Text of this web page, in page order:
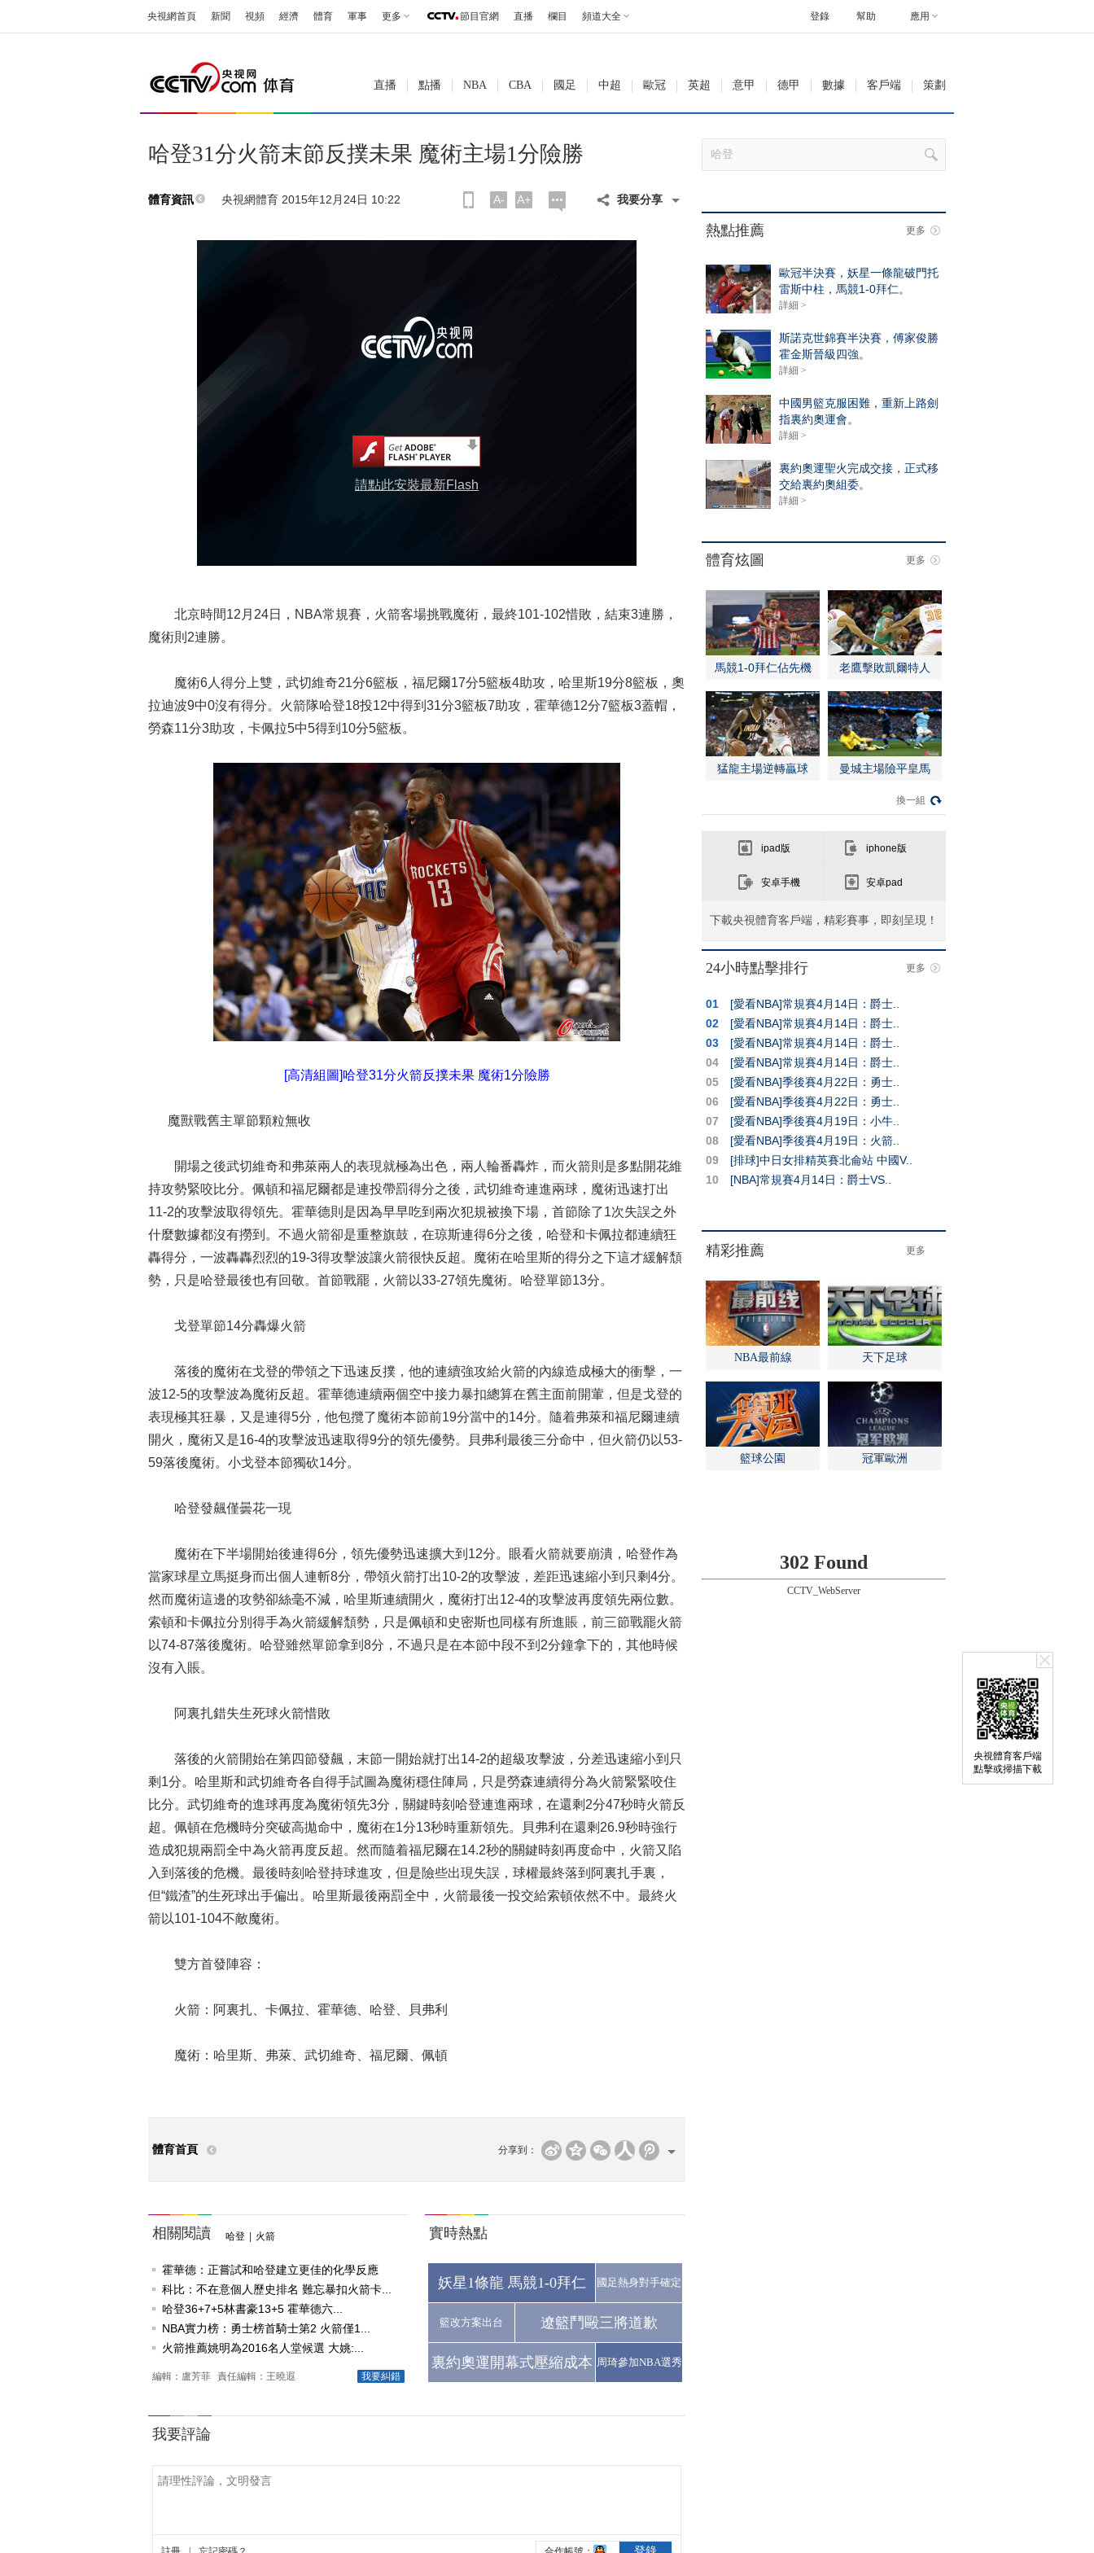
央視體育客戶端
點擊或掃描下載
央視網首頁 新聞 視頻 經濟 體育 軍事 更多 節目官網 直播 欄目 頻道大全 幫助 應用
登錄
直播 點播 NBA CBA 國足 中超 歐冠 英超 意甲 德甲 數據 客戶端 策劃
哈登31分火箭末節反撲未果 魔術主場1分險勝
體育資訊 央視網體育 2015年12月24日 10:22 A- A+ 我要分享
請點此安裝最新Flash
北京時間12月24日，NBA常規賽，火箭客場挑戰魔術，最終101-102惜敗，結束3連勝，
魔術則2連勝。
魔術6人得分上雙，武切維奇21分6籃板，福尼爾17分5籃板4助攻，哈里斯19分8籃板，奧
拉迪波9中0沒有得分。火箭隊哈登18投12中得到31分3籃板7助攻，霍華德12分7籃板3蓋帽，
勞森11分3助攻，卡佩拉5中5得到10分5籃板。
[高清組圖]哈登31分火箭反撲未果 魔術1分險勝
魔獸戰舊主單節顆粒無收
開場之後武切維奇和弗萊兩人的表現就極為出色，兩人輪番轟炸，而火箭則是多點開花維
持攻勢緊咬比分。佩頓和福尼爾都是連投帶罰得分之後，武切維奇連進兩球，魔術迅速打出
11-2的攻擊波取得領先。霍華德則是因為早早吃到兩次犯規被換下場，首節除了1次失誤之外
什麼數據都沒有撈到。不過火箭卻是重整旗鼓，在琼斯連得6分之後，哈登和卡佩拉都連續狂
轟得分，一波轟轟烈烈的19-3得攻擊波讓火箭很快反超。魔術在哈里斯的得分之下這才緩解頹
勢，只是哈登最後也有回敬。首節戰罷，火箭以33-27領先魔術。哈登單節13分。
戈登單節14分轟爆火箭
落後的魔術在戈登的帶領之下迅速反撲，他的連續強攻給火箭的內線造成極大的衝擊，一
波12-5的攻擊波為魔術反超。霍華德連續兩個空中接力暴扣總算在舊主面前開葷，但是戈登的
表現極其狂暴，又是連得5分，他包攬了魔術本節前19分當中的14分。隨着弗萊和福尼爾連續
開火，魔術又是16-4的攻擊波迅速取得9分的領先優勢。貝弗利最後三分命中，但火箭仍以53-
59落後魔術。小戈登本節獨砍14分。
哈登發飆僅曇花一現
魔術在下半場開始後連得6分，領先優勢迅速擴大到12分。眼看火箭就要崩潰，哈登作為
當家球星立馬挺身而出個人連斬8分，帶領火箭打出10-2的攻擊波，差距迅速縮小到只剩4分。
然而魔術這邊的攻勢卻絲毫不減，哈里斯連續開火，魔術打出12-4的攻擊波再度領先兩位數。
索頓和卡佩拉分別得手為火箭緩解頹勢，只是佩頓和史密斯也同樣有所進賬，前三節戰罷火箭
以74-87落後魔術。哈登雖然單節拿到8分，不過只是在本節中段不到2分鐘拿下的，其他時候
沒有入賬。
阿裏扎錯失生死球火箭惜敗
落後的火箭開始在第四節發飆，末節一開始就打出14-2的超級攻擊波，分差迅速縮小到只
剩1分。哈里斯和武切維奇各自得手試圖為魔術穩住陣局，只是勞森連續得分為火箭緊緊咬住
比分。武切維奇的進球再度為魔術領先3分，關鍵時刻哈登連進兩球，在還剩2分47秒時火箭反
超。佩頓在危機時分突破高拋命中，魔術在1分13秒時重新領先。貝弗利在還剩26.9秒時強行
造成犯規兩罰全中為火箭再度反超。然而隨着福尼爾在14.2秒的關鍵時刻再度命中，火箭又陷
入到落後的危機。最後時刻哈登持球進攻，但是險些出現失誤，球權最終落到阿裏扎手裏，
但“鐵渣”的生死球出手偏出。哈里斯最後兩罰全中，火箭最後一投交給索頓依然不中。最終火
箭以101-104不敵魔術。
雙方首發陣容：
火箭：阿裏扎、卡佩拉、霍華德、哈登、貝弗利
魔術：哈里斯、弗萊、武切維奇、福尼爾、佩頓
體育首頁 分享到：
相關閱讀 哈登 火箭
霍華德：正嘗試和哈登建立更佳的化學反應
科比：不在意個人歷史排名 難忘暴扣火箭卡...
哈登36+7+5林書豪13+5 霍華德六...
NBA實力榜：勇士榜首騎士第2 火箭僅1...
火箭推薦姚明為2016名人堂候選 大姚:...
我要糾錯
編輯：盧芳菲 責任編輯：王曉遐
實時熱點
妖星1條龍 馬競1-0拜仁 國足熱身對手確定
籃改方案出台 遼籃鬥毆三將道歉
裏約奧運開幕式壓縮成本 周琦參加NBA選秀
熱點推薦 更多
歐冠半決賽，妖星一條龍破門托
雷斯中柱，馬競1-0拜仁。
詳細 >
斯諾克世錦賽半決賽，傅家俊勝
霍金斯晉級四強。
詳細 >
中國男籃克服困難，重新上路劍
指裏約奧運會。
詳細 >
裏約奧運聖火完成交接，正式移
交給裏約奧組委。
詳細 >
體育炫圖 更多
馬競1-0拜仁佔先機 老鷹擊敗凱爾特人
猛龍主場逆轉贏球 曼城主場險平皇馬
換一組
ipad版 iphone版
安卓手機 安卓pad
下載央視體育客戶端，精彩賽事，即刻呈現！
24小時點擊排行 更多
01
[愛看NBA]常規賽4月14日：爵士..
02
[愛看NBA]常規賽4月14日：爵士..
03
[愛看NBA]常規賽4月14日：爵士..
04
[愛看NBA]常規賽4月14日：爵士..
05
[愛看NBA]季後賽4月22日：勇士..
06
[愛看NBA]季後賽4月22日：勇士..
07
[愛看NBA]季後賽4月19日：小牛..
08
[愛看NBA]季後賽4月19日：火箭..
09
[排球]中日女排精英賽北侖站 中國V..
10
[NBA]常規賽4月14日：爵士VS..
302 Found
CCTV_WebServer